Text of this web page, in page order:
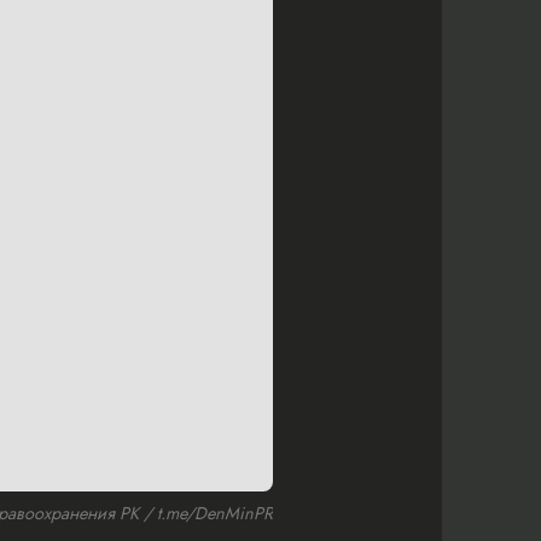
РК / t.me/DenMinPR